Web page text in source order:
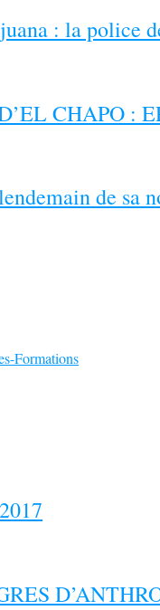
: la police
CHAPO :
de sa
Formations